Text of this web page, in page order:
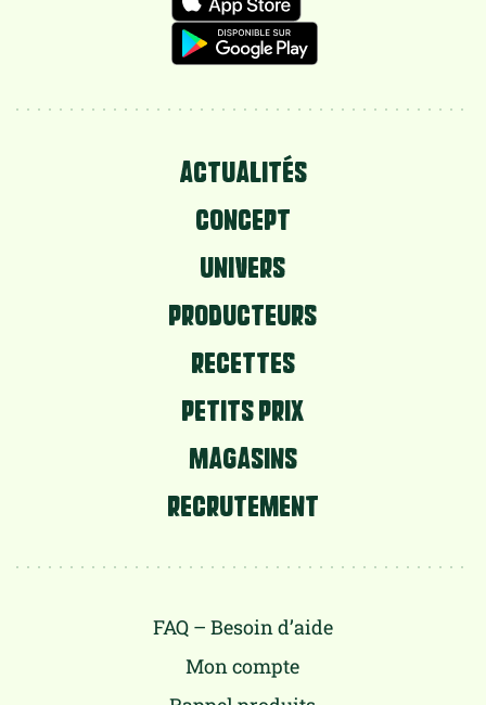
ACTUALITÉS
CONCEPT
UNIVERS
PRODUCTEURS
RECETTES
PETITS PRIX
MAGASINS
RECRUTEMENT
FAQ – Besoin d’aide
Mon compte